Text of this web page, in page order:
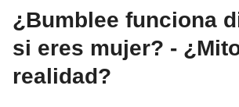
¿Bumblee funciona
si eres mujer? -
realidad?